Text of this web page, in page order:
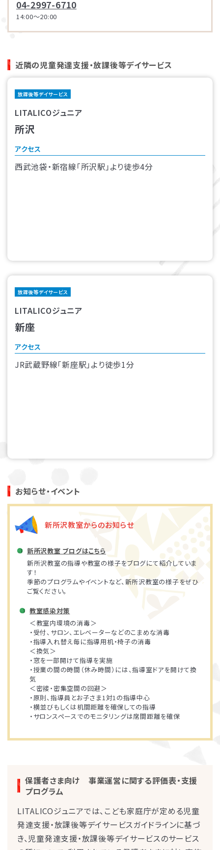
04-2997-6710
14:00～20:00
近隣の児童発達支援・放課後等デイサービス
放課後等デイサービス
LITALICOジュニア
所沢
アクセス
西武池袋・新宿線「所沢駅」より徒歩4分
放課後等デイサービス
LITALICOジュニア
新座
アクセス
JR武蔵野線「新座駅」より徒歩1分
お知らせ・イベント
新所沢教室からのお知らせ
新所沢教室 ブログはこちら
新所沢教室の指導や教室の様子をブログにて紹介していま
す！
季節のプログラムやイベントなど、新所沢教室の様子をぜひ
ご覧ください。
教室感染対策
＜教室内環境の消毒＞
・受付、サロン、エレベーターなどのこまめな消毒
・指導入れ替え毎に指導用机・椅子の消毒
＜換気＞
・窓を一部開けて指導を実施
・授業の間の時間（休み時間）には、指導室ドアを開けて換
気
＜密接・密集空間の回避＞
・原則、指導員とお子さま1対1の指導中心
・横並びもしくは机間距離を確保しての指導
・サロンスペースでのモニタリングは席間距離を確保
保護者さま向け 事業運営に関する評価表・支援
プログラム
LITALICOジュニアでは、こども家庭庁が定める児童
発達支援・放課後等デイサービスガイドラインに基づ
き、児童発達支援・放課後等デイサービスのサービス